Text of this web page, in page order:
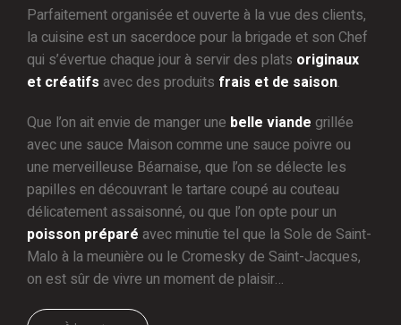
Parfaitement organisée et ouverte à la vue des clients,
la cuisine est un sacerdoce pour la brigade et son Chef
qui s’évertue chaque jour à servir des plats originaux
et créatifs avec des produits frais et de saison.
Que l’on ait envie de manger une belle viande grillée
avec une sauce Maison comme une sauce poivre ou
une merveilleuse Béarnaise, que l’on se délecte les
papilles en découvrant le tartare coupé au couteau
délicatement assaisonné, ou que l’on opte pour un
poisson préparé avec minutie tel que la Sole de Saint-
Malo à la meunière ou le Cromesky de Saint-Jacques,
on est sûr de vivre un moment de plaisir…